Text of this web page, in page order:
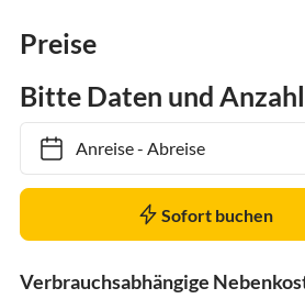
Preise
Bitte Daten und
Anreise- Abreise
Sofort buchen
Verbrauchsabhängige